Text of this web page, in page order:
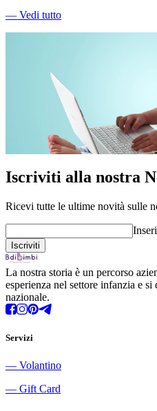
― Vedi tutto
Iscriviti alla nostra
Ricevi tutte le ultime novità sulle
La nostra storia è un percorso
esperienza nel settore infanzia e
nazionale.
Servizi
― Volantino
― Gift Card